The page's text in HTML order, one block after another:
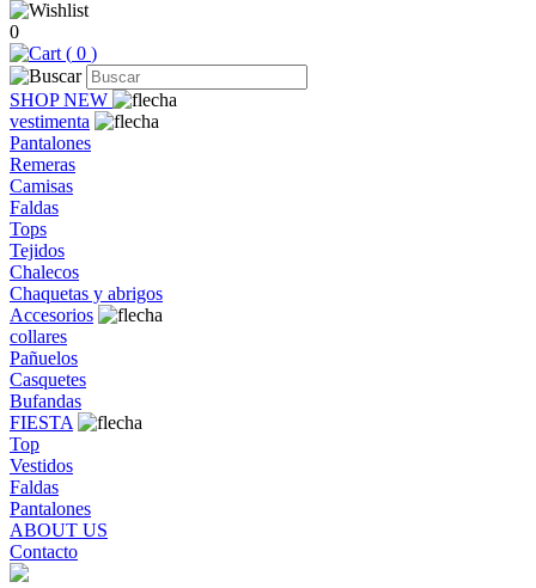
0
( 0 )
SHOP NEW
vestimenta
Pantalones
Remeras
Camisas
Faldas
Tops
Tejidos
Chalecos
Chaquetas y abrigos
Accesorios
collares
Pañuelos
Casquetes
Bufandas
FIESTA
Top
Vestidos
Faldas
Pantalones
ABOUT US
Contacto